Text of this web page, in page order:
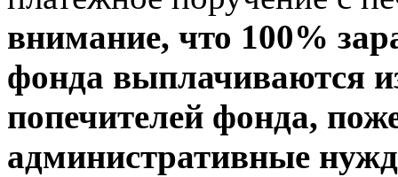
внимание, что 100%
фонда выплачиваются
попечителей фонда,
административные